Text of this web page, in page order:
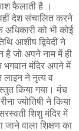
फैलाती है ।
देश संचालित करने
को भी कोई
आशीष द्विवेदी ने
है जो अपने नाम में ही
भगवान मंदिर अपने में
लाइन ने नृत्य व
किया गया। मंच
ज्योतिषी ने किया
शिशु मंदिर में
जाने वाला शिक्षण का